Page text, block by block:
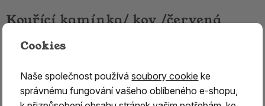
Kouřící kamínka/ kov /červená
vhodné na františky
Tradice kouřících panáčků/ zde konkrétně malých
Cookies
Naše společnost používásoubory cookie ke
správnému fungování vašeho oblíbeného e-shopu,